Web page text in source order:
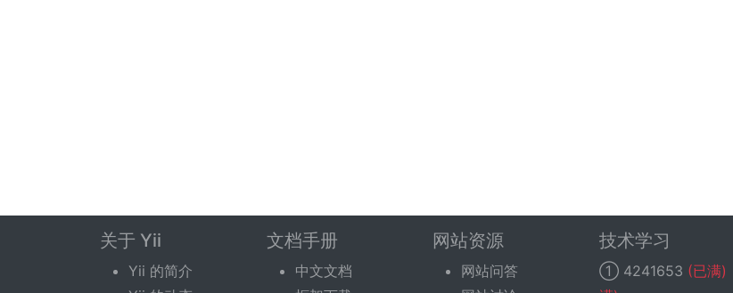
关于 Yii
Yii 的简介
文档手册
中文文档
网站资源
网站问答
技术学习
① 4241653 (已满)